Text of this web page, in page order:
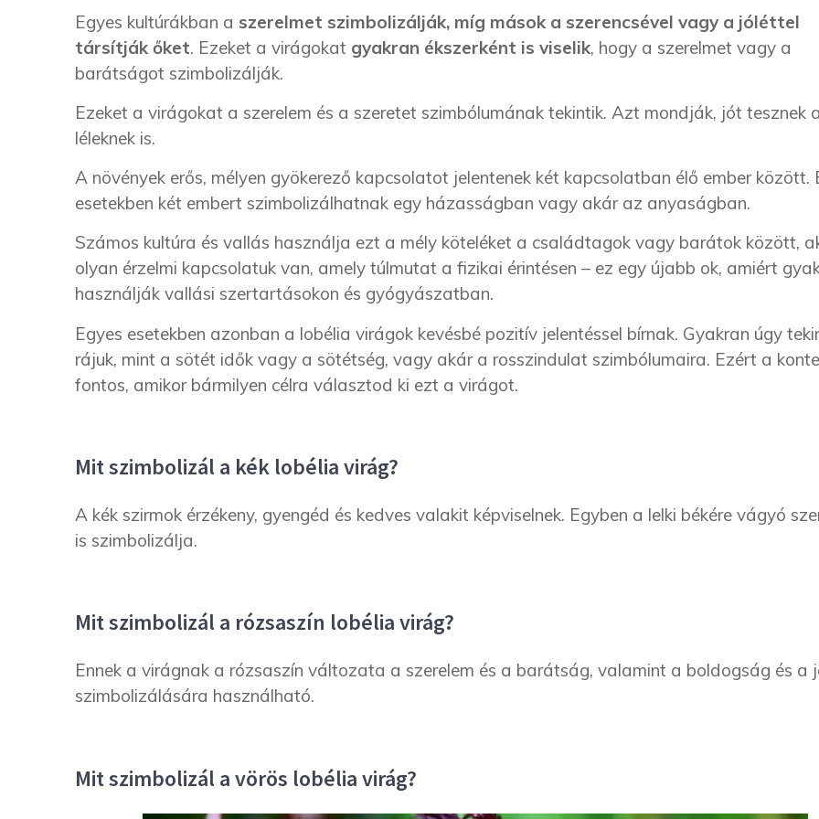
Egyes kultúrákban a szerelmet szimbolizálják, míg mások a szerencsével vagy a jóléttel
társítják őket. Ezeket a virágokat gyakran ékszerként is viselik, hogy a szerelmet vagy a
barátságot szimbolizálják.
Ezeket a virágokat a szerelem és a szeretet szimbólumának tekintik. Azt mondják, jót tesznek a
léleknek is.
A növények erős, mélyen gyökerező kapcsolatot jelentenek két kapcsolatban élő ember között.
esetekben két embert szimbolizálhatnak egy házasságban vagy akár az anyaságban.
Számos kultúra és vallás használja ezt a mély köteléket a családtagok vagy barátok között,
olyan érzelmi kapcsolatuk van, amely túlmutat a fizikai érintésen – ez egy újabb ok, amiért
használják vallási szertartásokon és gyógyászatban.
Egyes esetekben azonban a lobélia virágok kevésbé pozitív jelentéssel bírnak. Gyakran úgy
rájuk, mint a sötét idők vagy a sötétség, vagy akár a rosszindulat szimbólumaira. Ezért a
fontos, amikor bármilyen célra választod ki ezt a virágot.
Mit szimbolizál a kék lobélia virág?
A kék szirmok érzékeny, gyengéd és kedves valakit képviselnek. Egyben a lelki békére vágyó
is szimbolizálja.
Mit szimbolizál a rózsaszín lobélia virág?
Ennek a virágnak a rózsaszín változata a szerelem és a barátság, valamint a boldogság és a
szimbolizálására használható.
Mit szimbolizál a vörös lobélia virág?